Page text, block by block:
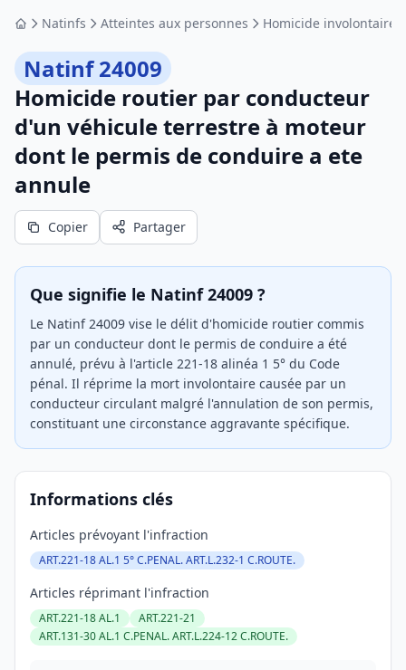
AccueilNatinfs Atteintes aux personnes Homicide involontaire
Natinf 24009
Homicide routier par conducteur
d'un véhicule terrestre à moteur
dont le permis de conduire a ete
annule
Copier Partager
Que signifie le Natinf 24009 ?
Le Natinf 24009 vise le délit d'homicide routier commis
par un conducteur dont le permis de conduire a été
annulé, prévu à l'article 221-18 alinéa 1 5° du Code
pénal. Il réprime la mort involontaire causée par un
conducteur circulant malgré l'annulation de son permis,
constituant une circonstance aggravante spécifique.
Informations clés
Articles prévoyant l'infraction
ART.221-18 AL.1 5° C.PENAL. ART.L.232-1 C.ROUTE.
Articles réprimant l'infraction
ART.221-18 AL.1
ART.221-21
ART.131-30 AL.1 C.PENAL. ART.L.224-12 C.ROUTE.